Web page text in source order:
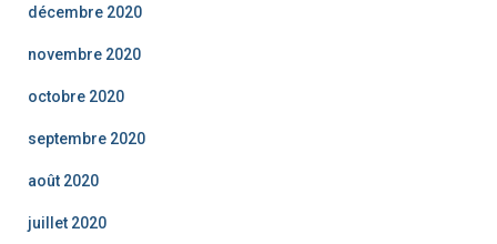
décembre 2020
novembre 2020
octobre 2020
septembre 2020
août 2020
juillet 2020